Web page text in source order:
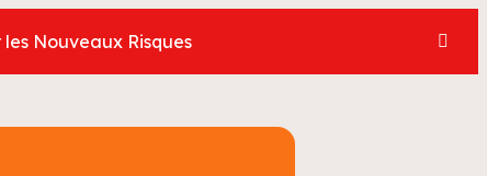
Nouveaux Risques